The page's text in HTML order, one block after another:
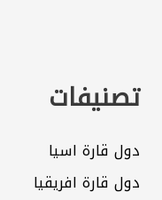
تصنيفات
دول قارة اسيا
دول قارة افريقيا